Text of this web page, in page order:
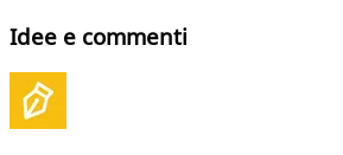
Idee e commenti